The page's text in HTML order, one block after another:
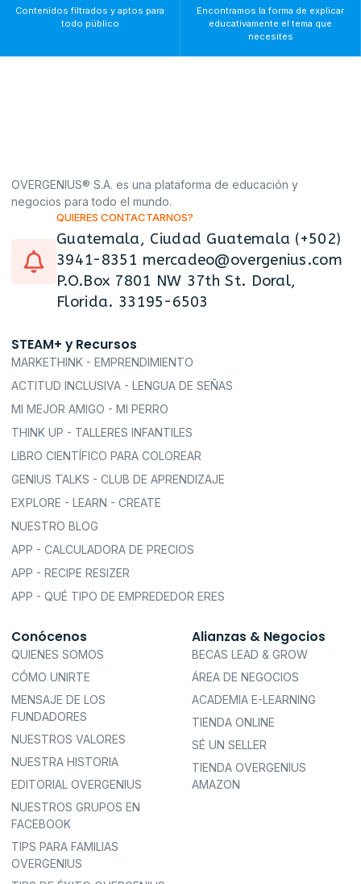
Contenidos filtrados y aptos para
todo público
Encontramos la forma de explicar
educativamente el tema que
necesites
OVERGENIUS® S.A. es una plataforma de educación y
negocios para todo el mundo.
QUIERES CONTACTARNOS?
Guatemala, Ciudad Guatemala (+502)
3941-8351 mercadeo@overgenius.com
P.O.Box 7801 NW 37th St. Doral,
Florida. 33195-6503
STEAM+ y Recursos
MARKETHINK - EMPRENDIMIENTO
ACTITUD INCLUSIVA - LENGUA DE SEÑAS
MI MEJOR AMIGO - MI PERRO
THINK UP - TALLERES INFANTILES
LIBRO CIENTÍFICO PARA COLOREAR
GENIUS TALKS - CLUB DE APRENDIZAJE
EXPLORE - LEARN - CREATE
NUESTRO BLOG
APP - CALCULADORA DE PRECIOS
APP - RECIPE RESIZER
APP - QUÉ TIPO DE EMPREDEDOR ERES
Conócenos
QUIENES SOMOS
CÓMO UNIRTE
MENSAJE DE LOS
FUNDADORES
NUESTROS VALORES
NUESTRA HISTORIA
EDITORIAL OVERGENIUS
NUESTROS GRUPOS EN
FACEBOOK
TIPS PARA FAMILIAS
OVERGENIUS
Alianzas & Negocios
BECAS LEAD & GROW
ÁREA DE NEGOCIOS
ACADEMIA E-LEARNING
TIENDA ONLINE
SÉ UN SELLER
TIENDA OVERGENIUS
AMAZON